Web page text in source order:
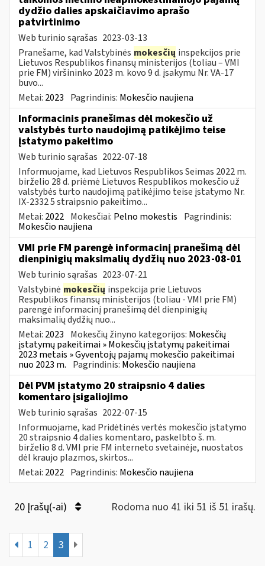
dydžio dalies apskaičiavimo aprašo
patvirtinimo
Web turinio sąrašas 2023-03-13
Pranešame, kad Valstybinės mokesčių inspekcijos prie
Lietuvos Respublikos finansų ministerijos (toliau – VMI
prie FM) viršininko 2023 m. kovo 9 d. įsakymu Nr. VA-17
buvo...
Metai: 2023 Pagrindinis: Mokesčio naujiena
Informacinis pranešimas dėl mokesčio už
valstybės turto naudojimą patikėjimo teise
įstatymo pakeitimo
Web turinio sąrašas 2022-07-18
Informuojame, kad Lietuvos Respublikos Seimas 2022 m.
birželio 28 d. priėmė Lietuvos Respublikos mokesčio už
valstybės turto naudojimą patikėjimo teise įstatymo Nr.
IX-2332 5 straipsnio pakeitimo...
Metai: 2022 Mokesčiai: Pelno mokestis Pagrindinis:
Mokesčio naujiena
VMI prie FM parengė informacinį pranešimą dėl
dienpinigių maksimalių dydžių nuo 2023-08-01
Web turinio sąrašas 2023-07-21
Valstybinė mokesčių inspekcija prie Lietuvos
Respublikos finansų ministerijos (toliau - VMI prie FM)
parengė informacinį pranešimą dėl dienpinigių
maksimalių dydžių nuo...
Metai: 2023 Mokesčių žinyno kategorijos: Mokesčių
įstatymų pakeitimai » Mokesčių įstatymų pakeitimai
2023 metais » Gyventojų pajamų mokesčio pakeitimai
nuo 2023 m. Pagrindinis: Mokesčio naujiena
Dėl PVM įstatymo 20 straipsnio 4 dalies
komentaro įsigaliojimo
Web turinio sąrašas 2022-07-15
Informuojame, kad Pridėtinės vertės mokesčio įstatymo
20 straipsnio 4 dalies komentaro, paskelbto š. m.
birželio 8 d. VMI prie FM interneto svetainėje, nuostatos
dėl kraujo plazmos, skirtos...
Metai: 2022 Pagrindinis: Mokesčio naujiena
20 Įrašų(-ai) Rodoma nuo 41 iki 51 iš 51 irašų.
1 2 3